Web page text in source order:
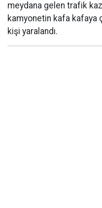
meydana gelen trafik
kamyonetin kafa kafaya
kişi yaralandı.